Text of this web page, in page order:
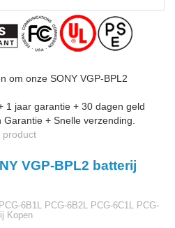
om onze SONY VGP-BPL2
1 jaar garantie + 30 dagen geld
+ Snelle verzending.
product
VGP-BPL2 batterij
6B1L PCG-6B2L PCG-6C1L PCG-
Kopen